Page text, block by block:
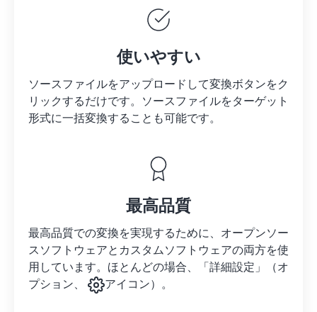
使いやすい
ソースファイルをアップロードして変換ボタンをク
リックするだけです。 ソースファイルをターゲット
形式に一括変換することも可能です。
最高品質
最高品質での変換を実現するために、オープンソー
スソフトウェアとカスタムソフトウェアの両方を使
用しています。ほとんどの場合、「詳細設定」（オ
プション、
アイコン）。